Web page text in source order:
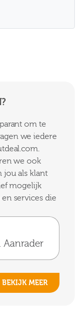
om te
we iedere
we ook
jou als klant
mogelijk
services die
Aanrader
BEKIJK MEER